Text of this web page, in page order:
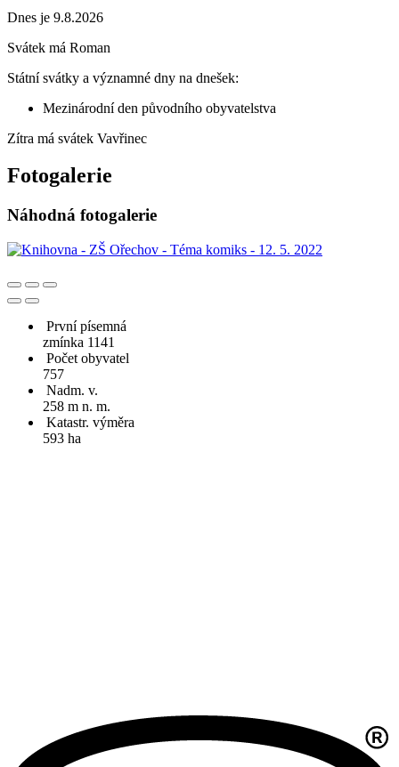
Dnes je 9.8.2026
Svátek má Roman
Státní svátky a významné dny na dnešek:
Mezinárodní den původního obyvatelstva
Zítra má svátek Vavřinec
Fotogalerie
Náhodná fotogalerie
První písemná
zmínka 1141
Počet obyvatel
757
Nadm. v.
258 m n. m.
Katastr. výměra
593 ha